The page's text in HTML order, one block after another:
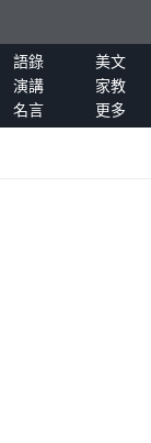
語錄
美文
演講
家教
名言 更多